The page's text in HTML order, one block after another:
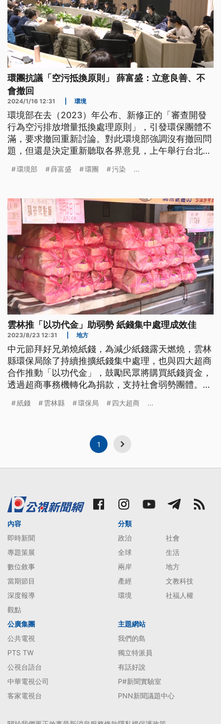
環團抗議「空污抵換原則」 薛富盛：立意良善、不
會撤回
2024/1/16 12:31 環境
環境部在去（2023）年公布、新修正的「審查開發
行為空污排放增量抵換處理原則」，引發環保團體不
滿，要求撤回重新討論。對此環境部強調沒有撤回問
題，但還是決定重新聽取各界意見，上午舉行台北場
通不足造成誤會。
環境部 薛富盛 環團 污染 ...
雲林推「以功代金」助弱勢 紙錢集中處理成效佳
2023/8/23 12:31 地方
中元節拜好兄弟燒紙錢，為減少紙錢露天燃燒，雲林
縣環保局除了持續推擴紙錢集中處理，也與四大超商
合作推動「以功代金」，鼓勵民眾將購買紙錢資金，
透過超商事務機轉化為捐款，支持社會弱勢團體。近
升。
紙錢 雲林縣 環保局 四大超商 ...
1
內容
即時新聞
專題策展
數位敘事
當期節目
深度報導
觀點
分類
政治
社會
全球
生活
兩岸
地方
產經
文教科技
環境
社福人權
公廣集團
公共電視
PTS TW
公視台語台
中華電視公司
客家電視台
主題網站
我們的島
獨立特派員
有話好說
P#新聞實驗室
PNN新聞議題中心